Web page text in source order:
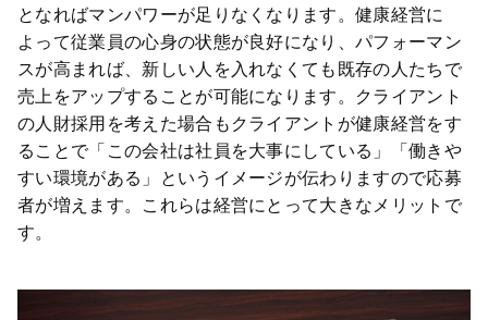
となればマンパワーが足りなくなります。健康経営に
よって従業員の心身の状態が良好になり、パフォーマン
スが高まれば、新しい人を入れなくても既存の人たちで
売上をアップすることが可能になります。クライアント
の人財採用を考えた場合もクライアントが健康経営をす
ることで「この会社は社員を大事にしている」「働きや
すい環境がある」というイメージが伝わりますので応募
者が増えます。これらは経営にとって大きなメリットで
す。